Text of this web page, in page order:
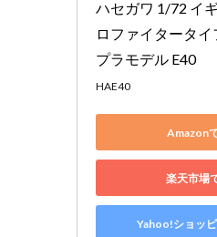
ハセガワ 1/72 イ
ロファイタータ
プラモデル E40
HAE40
Amazon
楽天市場
Yahoo!ショッ